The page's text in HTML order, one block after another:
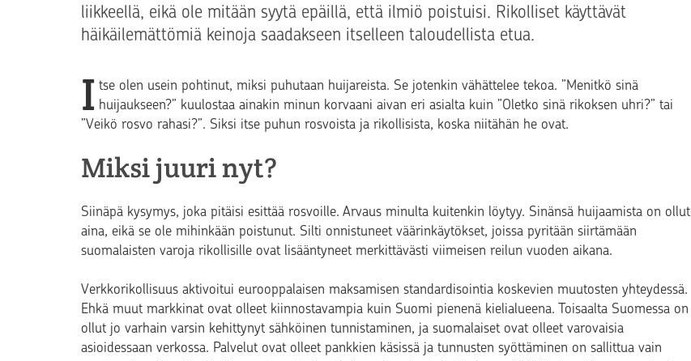
liikkeellä, eikä ole mitään syytä epäillä, että ilmiö poistuisi. Rikolliset käyttävät
häikäilemättömiä keinoja saadakseen itselleen taloudellista etua.
I tse olen usein pohtinut, miksi puhutaan huijareista. Se jotenkin vähättelee tekoa. ”Menitkö sinä
huijaukseen?” kuulostaa ainakin minun korvaani aivan eri asialta kuin ”Oletko sinä rikoksen uhri?” tai
”Veikö rosvo rahasi?”. Siksi itse puhun rosvoista ja rikollisista, koska niitähän he ovat.
Miksi juuri nyt?
Siinäpä kysymys, joka pitäisi esittää rosvoille. Arvaus minulta kuitenkin löytyy. Sinänsä huijaamista on ollut
aina, eikä se ole mihinkään poistunut. Silti onnistuneet väärinkäytökset, joissa pyritään siirtämään
suomalaisten varoja rikollisille ovat lisääntyneet merkittävästi viimeisen reilun vuoden aikana.
Verkkorikollisuus aktivoitui eurooppalaisen maksamisen standardisointia koskevien muutosten yhteydessä.
Ehkä muut markkinat ovat olleet kiinnostavampia kuin Suomi pienenä kielialueena. Toisaalta Suomessa on
ollut jo varhain varsin kehittynyt sähköinen tunnistaminen, ja suomalaiset ovat olleet varovaisia
asioidessaan verkossa. Palvelut ovat olleet pankkien käsissä ja tunnusten syöttäminen on sallittua vain